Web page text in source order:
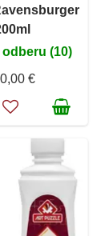
odberu (10)
€